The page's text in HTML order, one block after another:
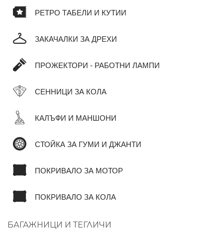
РЕТРО ТАБЕЛИ И КУТИИ
ЗАКАЧАЛКИ ЗА ДРЕХИ
ПРОЖЕКТОРИ - РАБОТНИ ЛАМПИ
СЕННИЦИ ЗА КОЛА
КАЛЪФИ И МАНШОНИ
СТОЙКА ЗА ГУМИ И ДЖАНТИ
ПОКРИВАЛО ЗА МОТОР
ПОКРИВАЛО ЗА КОЛА
БАГАЖНИЦИ И ТЕГЛИЧИ